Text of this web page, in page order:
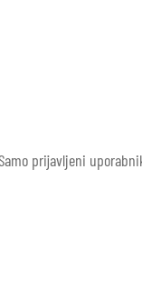
prijavljeni